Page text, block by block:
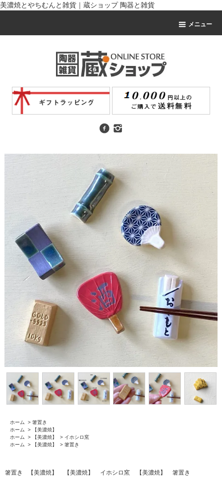
美濃焼とやちむんと雑貨｜蔵ショップ 陶器と雑貨
メニュー
ホーム > 箸置き
ホーム
>
【美濃焼】
ホーム
> 【美濃焼】 > イホシロ窯
ホーム
> 【美濃焼】 > 箸置き
箸置き 【美濃焼】 【美濃焼】 イホシロ窯 【美濃焼】 箸置き